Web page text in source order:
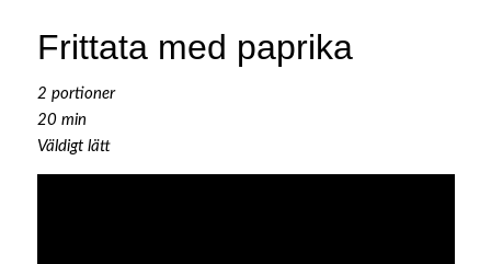
Frittata med paprika
2 portioner
20 min
Väldigt lätt